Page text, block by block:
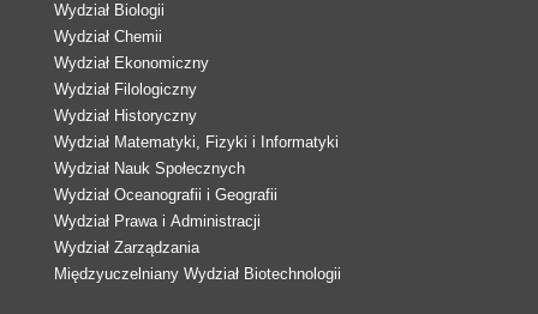
Wydział Biologii
Wydział Chemii
Wydział Ekonomiczny
Wydział Filologiczny
Wydział Historyczny
Wydział Matematyki, Fizyki i Informatyki
Wydział Nauk Społecznych
Wydział Oceanografii i Geografii
Wydział Prawa i Administracji
Wydział Zarządzania
Międzyuczelniany Wydział Biotechnologii